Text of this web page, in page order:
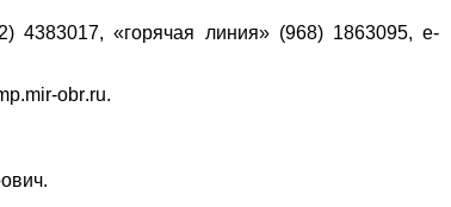
4383017, «горячая линия» (968) 1863095, e-
.mir-obr.ru.